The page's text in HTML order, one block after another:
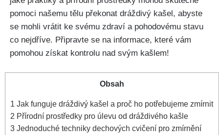
‌pomoci našemu tělu‍ překonat dráždivý kašel, abyste
se mohli vrátit ke ‌svému ‍zdraví a‌ pohodovému stavu​
co nejdříve. Připravte se⁤ na informace, které vám
pomohou ⁣získat kontrolu nad svým kašlem!
Obsah
1 Jak funguje dráždivý kašel ‌a proč ho ⁢potřebujeme zmírnit
2 Přírodní prostředky pro úlevu od dráždivého kašle
3 Jednoduché techniky dechových cvičení​ pro zmírnění